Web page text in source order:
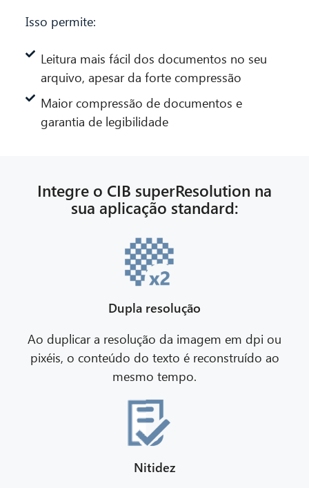
Isso permite:
Leitura mais fácil dos documentos no seu
arquivo, apesar da forte compressão
Maior compressão de documentos e
garantia de legibilidade
Integre o CIB superResolution na
sua aplicação standard:
Dupla resolução
Ao duplicar a resolução da imagem em dpi ou
pixéis, o conteúdo do texto é reconstruído ao
mesmo tempo.
Nitidez